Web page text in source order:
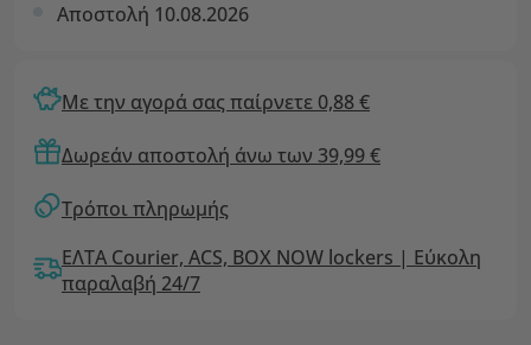
Αποστολή 10.08.2026
Με την αγορά σας παίρνετε 0,88 €
Δωρεάν αποστολή άνω των 39,99 €
Τρόποι πληρωμής
ΕΛΤΑ Courier, ACS, BOX NOW lockers | Εύκολη
παραλαβή 24/7